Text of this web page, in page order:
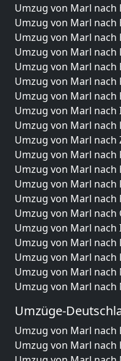
Umzug von Marl nach
Umzug von Marl nach
Umzug von Marl nach
Umzug von Marl nach
Umzug von Marl nach
Umzug von Marl nach
Umzug von Marl
Umzug von Marl nach
Umzug von Marl nach
Umzug von Marl nach
Umzug von Marl nach
Umzug von Marl nach
Umzug von Marl nach
Umzug von Marl nach
Umzug von Marl nach
Umzug von Marl nach
Umzug von Marl nach
Umzug von Marl nach
Umzug von Marl nach
Umzug von Marl nach
Umzüge-
Umzug von Marl nach
Umzug von Marl nach